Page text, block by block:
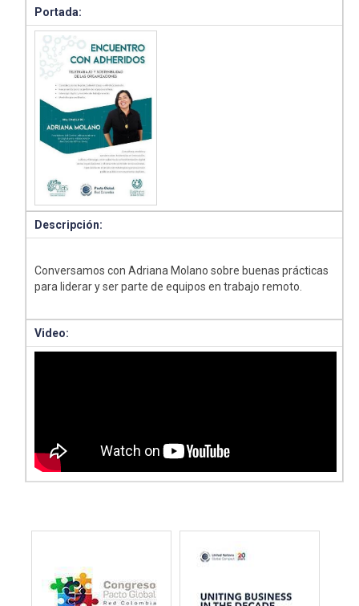
Portada:
Descripción:
Conversamos con Adriana Molano sobre buenas prácticas
para liderar y ser parte de equipos en trabajo remoto.
Video: